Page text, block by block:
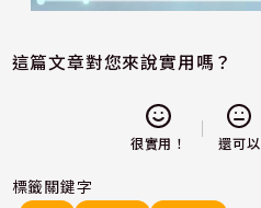
這篇文章對您來說實用嗎？
很實用！ 還可以
標籤關鍵字